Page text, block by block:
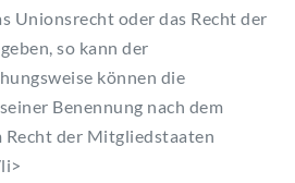
Unionsrecht oder das Recht der
so kann der
können die
Benennung nach dem
Recht der Mitgliedstaaten